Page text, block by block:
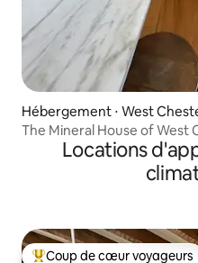
Hébergement ⋅ West
The Mineral House of West
Locations
Coup de cœur voyageurs